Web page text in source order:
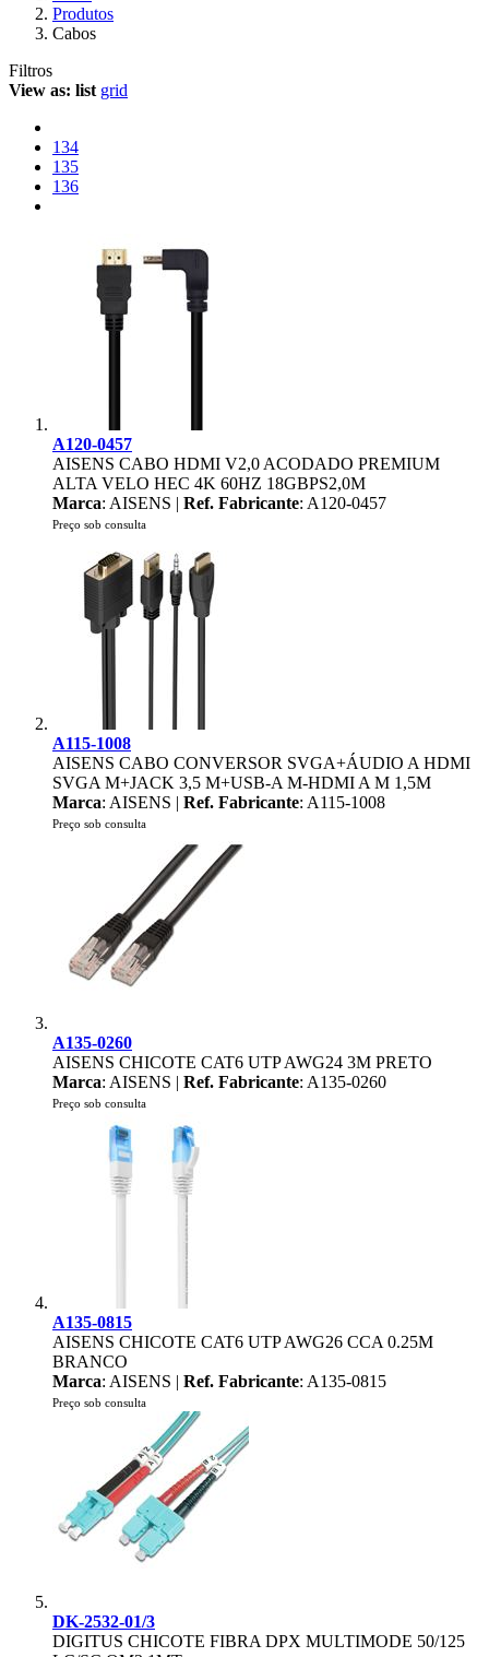
Produtos
Cabos
Filtros
View as: list grid
134
135
136
A120-0457
AISENS CABO HDMI V2,0 ACODADO PREMIUM
ALTA VELO HEC 4K 60HZ 18GBPS2,0M
Marca: AISENS | Ref. Fabricante: A120-0457
Preço sob consulta
A115-1008
AISENS CABO CONVERSOR SVGA+ÁUDIO A HDMI
SVGA M+JACK 3,5 M+USB-A M-HDMI A M 1,5M
Marca: AISENS | Ref. Fabricante: A115-1008
Preço sob consulta
A135-0260
AISENS CHICOTE CAT6 UTP AWG24 3M PRETO
Marca: AISENS | Ref. Fabricante: A135-0260
Preço sob consulta
A135-0815
AISENS CHICOTE CAT6 UTP AWG26 CCA 0.25M
BRANCO
Marca: AISENS | Ref. Fabricante: A135-0815
Preço sob consulta
DK-2532-01/3
DIGITUS CHICOTE FIBRA DPX MULTIMODE 50/125